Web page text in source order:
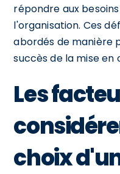
répondre aux
l'organisation. Ces
abordés de manière
succès de la mise en
Les
choix d'un